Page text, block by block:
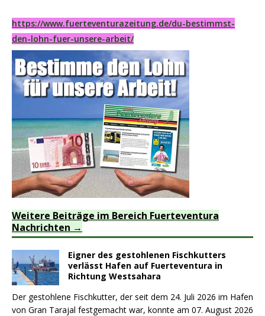
https://www.fuerteventurazeitung.de/du-bestimmst-
den-lohn-fuer-unsere-arbeit/
Weitere Beiträge im Bereich Fuerteventura
Nachrichten
Eigner des gestohlenen Fischkutters
verlässt Hafen auf Fuerteventura in
Richtung Westsahara
Der gestohlene Fischkutter, der seit dem 24. Juli 2026 im Hafen
von Gran Tarajal festgemacht war, konnte am 07. August 2026